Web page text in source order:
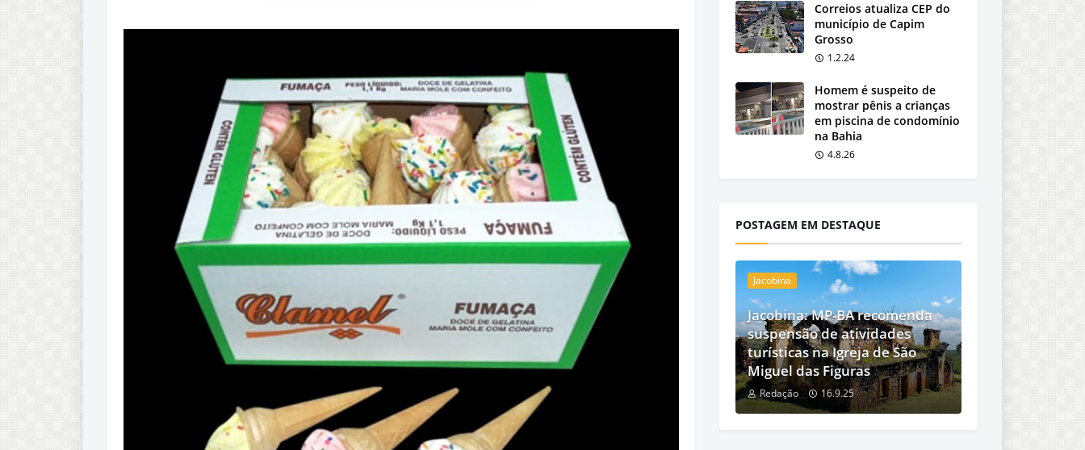
Correios atualiza CEP do
município de Capim
Grosso
1.2.24
Homem é suspeito de
mostrar pênis a crianças
em piscina de condomínio
na Bahia
4.8.26
POSTAGEM EM DESTAQUE
Jacobina
Jacobina: MP-BA recomenda
suspensão de atividades
turísticas na Igreja de São
Miguel das Figuras
Redação 16.9.25